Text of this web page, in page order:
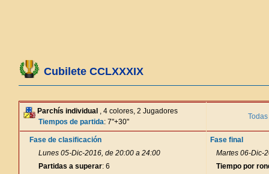
Cubilete CCLXXXIX
Parchís individual , 4 colores, 2 Jugadores
Tiempos de partida: 7"+30"
Fase de clasificación
Lunes 05-Dic-2016, de 20:00 a 24:00
Partidas a superar: 6
Fase final
Martes 06-Dic-
Tiempo por